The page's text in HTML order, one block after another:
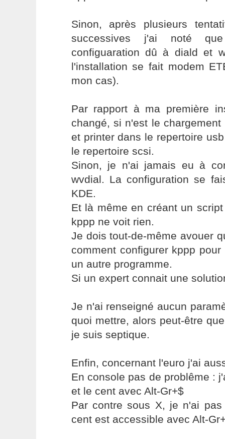
Sinon, après plusieurs
successives j'ai noté
configuaration dû à diald et
l'installation se fait modem
mon cas).
Par rapport à ma première
changé, si n'est le
et printer dans le repertoire
le repertoire scsi.
Sinon, je n'ai jamais eu à
wvdial. La configuration se
KDE.
Et là même en créant un
kppp ne voit rien.
Je dois tout-de-même avouer
comment configurer kppp
un autre programme.
Si un expert connait une
Je n'ai renseigné aucun
quoi mettre, alors peut-être
je suis septique.
Enfin, concernant l'euro j'ai
En console pas de problême :
et le cent avec Alt-Gr+$
Par contre sous X, je n'ai
cent est accessible avec Alt-